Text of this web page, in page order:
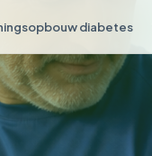
diabetes